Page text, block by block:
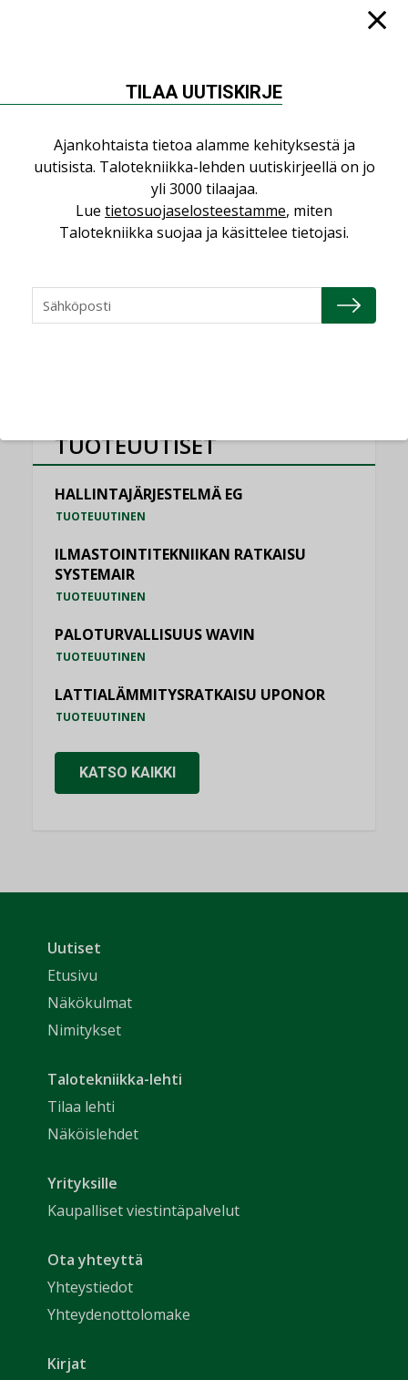
NIMITYKSET
NIMITYKSET
KATSO KAIKKI
TUOTEUUTISET
HALLINTAJÄRJESTELMÄ EG
TUOTEUUTINEN
ILMASTOINTITEKNIIKAN RATKAISU
SYSTEMAIR
TUOTEUUTINEN
PALOTURVALLISUUS WAVIN
TUOTEUUTINEN
LATTIALÄMMITYSRATKAISU UPONOR
TUOTEUUTINEN
KATSO KAIKKI
Uutiset
Etusivu
Näkökulmat
Nimitykset
Talotekniikka-lehti
Tilaa lehti
Näköislehdet
Yrityksille
Kaupalliset viestintäpalvelut
Ota yhteyttä
Yhteystiedot
Yhteydenottolomake
Kirjat
TILAA UUTISKIRJE
Ajankohtaista tietoa alamme kehityksestä ja
uutisista. Talotekniikka-lehden uutiskirjeellä on jo
yli 3000 tilaajaa.
Lue tietosuojaselosteestamme, miten
Talotekniikka suojaa ja käsittelee tietojasi.